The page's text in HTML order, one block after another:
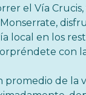
el Vía Crucis,
local en los
con
promedio de la